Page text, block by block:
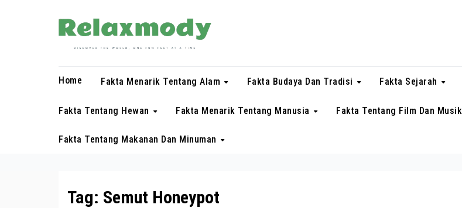
Home Fakta Menarik Tentang Alam Fakta Budaya Dan Tradisi Fakta Sejarah
Fakta Tentang Hewan Fakta Menarik Tentang Manusia Fakta Tentang Film Dan Musik
Fakta Tentang Makanan Dan Minuman
Tag: Semut Honeypot